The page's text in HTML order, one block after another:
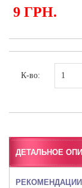
9 ГРН.
К-во:
ДЕТАЛЬНОЕ